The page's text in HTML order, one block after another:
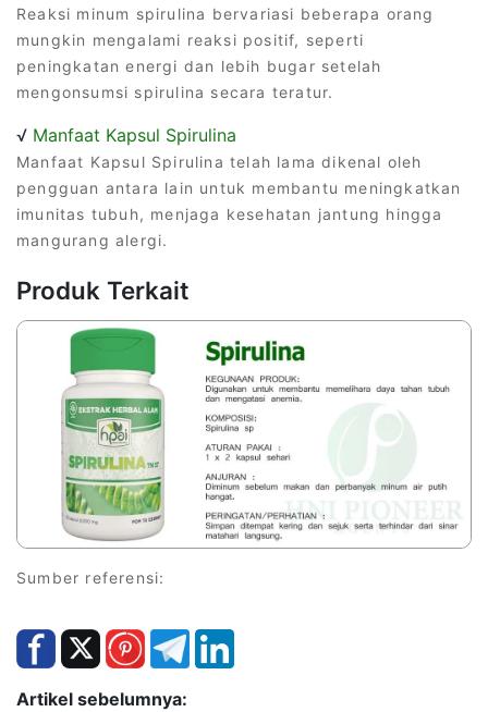
Reaksi minum spirulina bervariasi beberapa orang
mungkin mengalami reaksi positif, seperti
peningkatan energi dan lebih bugar setelah
mengonsumsi spirulina secara teratur.
√ Manfaat Kapsul Spirulina
Manfaat Kapsul Spirulina telah lama dikenal oleh
pengguan antara lain untuk membantu meningkatkan
imunitas tubuh, menjaga kesehatan jantung hingga
mangurang alergi.
Produk Terkait
Sumber referensi:
Artikel sebelumnya: